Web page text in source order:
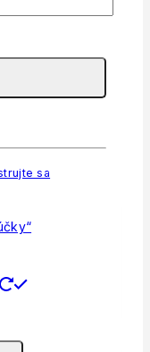
sa